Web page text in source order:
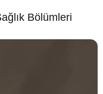
Bölümleri